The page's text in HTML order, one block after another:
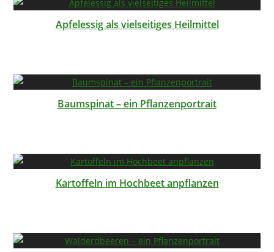
Apfelessig als vielseitiges Heilmittel
Baumspinat – ein Pflanzenportrait
Kartoffeln im Hochbeet anpflanzen